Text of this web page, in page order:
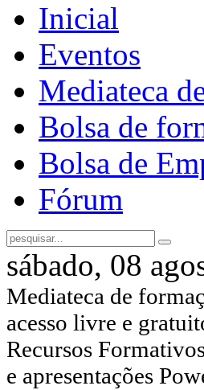
Inicial
Eventos
Mediateca
Bolsa de
Bolsa de
Fórum
sábado, 08
Mediateca de
acesso livre e
Recursos
e apresentações